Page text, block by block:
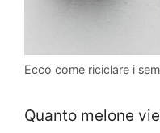
Ecco come riciclare i
Quanto melone